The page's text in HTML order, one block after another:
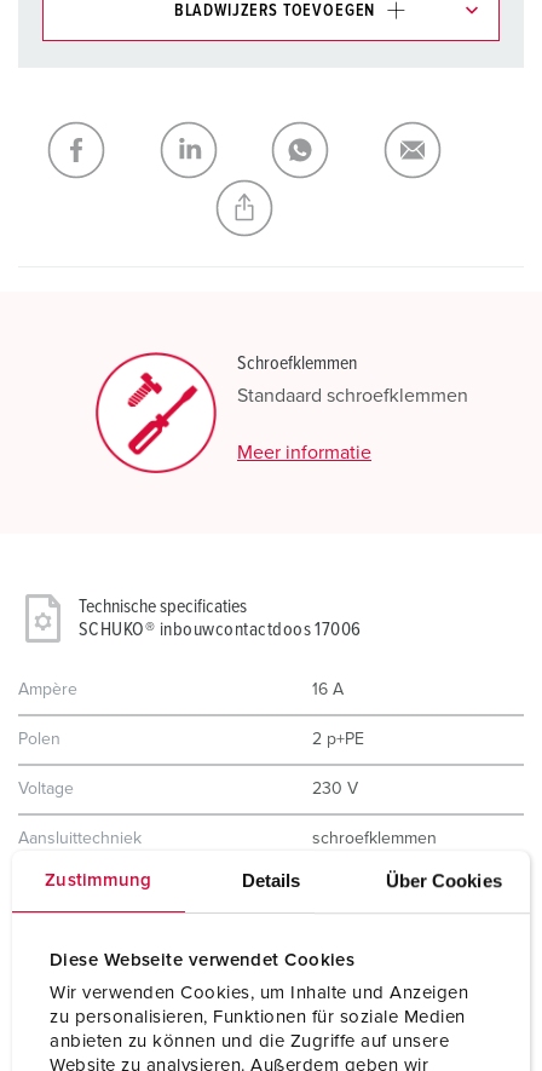
Zustimmung Details Über Cookies
Diese Webseite verwendet Cookies
Wir verwenden Cookies, um Inhalte und Anzeigen
zu personalisieren, Funktionen für soziale Medien
anbieten zu können und die Zugriffe auf unsere
Website zu analysieren. Außerdem geben wir
BLADWIJZERS TOEVOEGEN
Mijn lijst TOEVOEGEN
NIEUW LIJST MAKEN
Schroefklemmen
Standaard schroefklemmen
Meer informatie
Technische specificaties
SCHUKO® inbouwcontactdoos 17006
Ampère 16 A
Polen 2 p+PE
Voltage 230 V
Aansluittechniek schroefklemmen
Contacten
Kinderbeveiliging Nee
Behuizing materiaal Kunststof